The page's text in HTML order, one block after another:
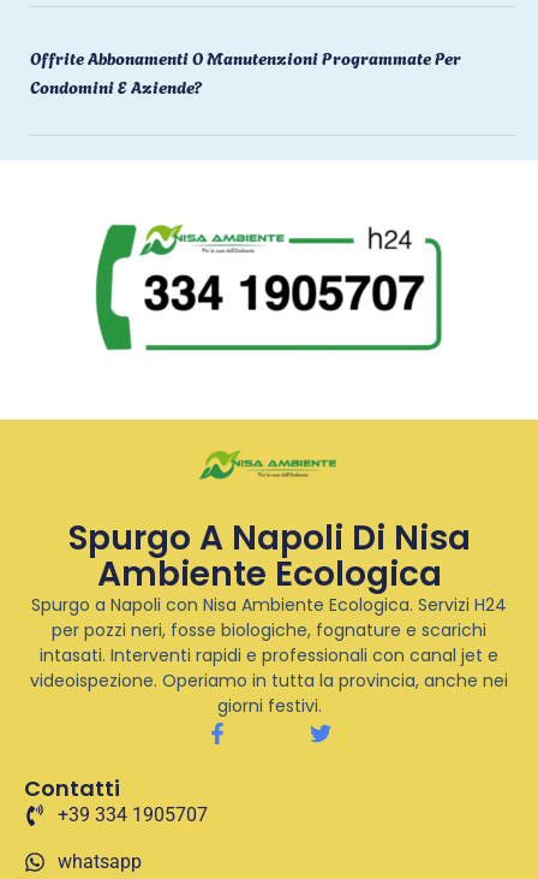
Offrite Abbonamenti O Manutenzioni Programmate Per
Condomini E Aziende?
Spurgo A Napoli Di Nisa
Ambiente Ecologica
Spurgo a Napoli con Nisa Ambiente Ecologica. Servizi H24
per pozzi neri, fosse biologiche, fognature e scarichi
intasati. Interventi rapidi e professionali con canal jet e
videoispezione. Operiamo in tutta la provincia, anche nei
giorni festivi.
Contatti
+39 334 1905707
whatsapp